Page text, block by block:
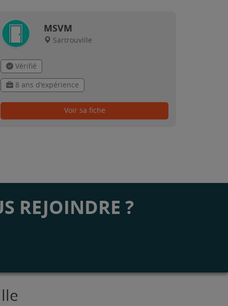
MSVM
Sartrouville
Vérifié
8 ans d'expérience
Voir sa fiche
REJOINDRE ?